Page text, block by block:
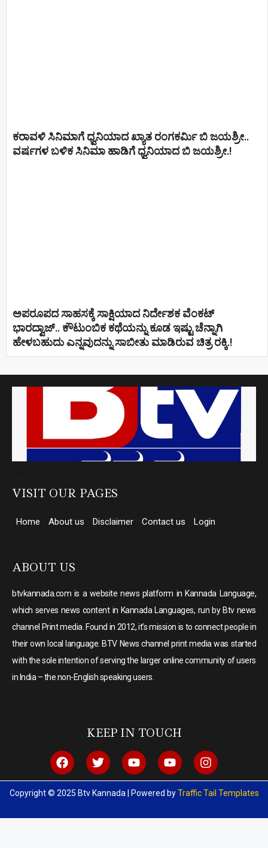
ಕರಾವಳಿ ಸಿನಿಮಾಗೆ ಧ್ವನಿಯಾದ ಖ್ಯಾತ ರಂಗಕರ್ಮಿ ಬಿ ಜಯಶ್ರೀ..
ವರ್ಷಗಳ ಬಳಿಕ ಸಿನಿಮಾ ಹಾಡಿಗೆ ಧ್ವನಿಯಾದ ಬಿ ಜಯಶ್ರೀ.!
ಅಪರೂಪದ ಸಾಹಸಕ್ಕೆ ಸಾಕ್ಷಿಯಾದ ನಿರ್ದೇಶಕ ವೆಂಕಟ್
ಭಾರದ್ವಾಜ್.. ಕೌಟುಂಬಿಕ ಕಥೆಯನ್ನು ಕೂಡ ಇಷ್ಟು ಚೆನ್ನಾಗಿ
ಹೇಳಬಹುದು ಎನ್ನವುದನ್ನು ಸಾಬೀತು ಮಾಡಿರುವ ಚಿತ್ರ ರಕ್ಕಿ.!
VISIT OUR PAGES
Home About us Disclaimer Contact us Login
ABOUT US
btvkannada.com is a website news platform in Kannada Language,
which serves news content in Kannada Languages, run by Btv news
channel Print media. Found in 2012, it’s mission is to connect people in
their own local language. BTV News channel print media was started
with the sole intention of serving the larger online community of users
in India – the non-English speaking users.
KEEP IN TOUCH
Copyright © 2025 Btv Kannada | Powered byTraffic Tail Templates